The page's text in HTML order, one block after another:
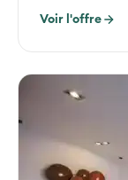
Voir l'offre